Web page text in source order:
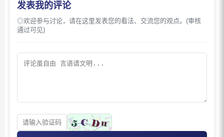
发表我的评论
◎欢迎参与讨论，请在这里发表您的看法、交流您的观点。(审核
通过可见)